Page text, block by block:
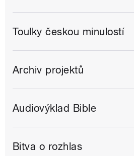
Toulky českou minulostí
Archiv projektů
Audiovýklad Bible
Bitva o rozhlas